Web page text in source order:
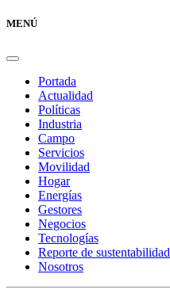
MENÚ
Portada
Actualidad
Políticas
Industria
Campo
Servicios
Movilidad
Hogar
Energías
Gestores
Negocios
Tecnologías
Reporte de sustentabilidad
Nosotros